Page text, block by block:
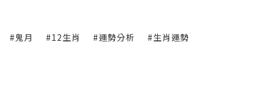
#鬼月 #12生肖 #運勢分析 #生肖運勢